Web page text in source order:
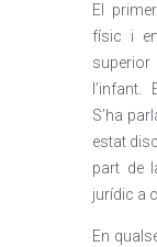
El
físic i
S’ha
estat
part de
jurídic a
En